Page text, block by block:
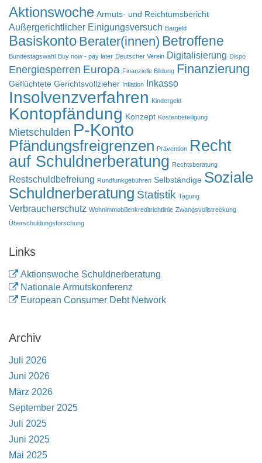
Aktionswoche Armuts- und Reichtumsbericht
Außergerichtlicher Einigungsversuch Bargeld
Basiskonto Berater(innen) Betroffene
Bundestagswahl Buy now - pay later Deutscher Verein Digitalisierung Dispo
Energiesperren Europa Finanzielle Bildung Finanzierung
Geflüchtete Gerichtsvollzieher Inflation Inkasso
Insolvenzverfahren Kindergeld
Kontopfändung Konzept Kostenbeteiligung
Mietschulden P-Konto
Pfändungsfreigrenzen Prävention Recht
auf Schuldnerberatung Rechtsberatung
Restschuldbefreiung Rundfunkgebühren Selbständige Soziale
Schuldnerberatung Statistik Tagung
Verbraucherschutz Wohnimmobilienkreditrichtlinie Zwangsvollstreckung
Überschuldungsforschung
Links
Aktionswoche Schuldnerberatung
Nationale Armutskonferenz
European Consumer Debt Network
Archiv
Juli 2026
Juni 2026
März 2026
September 2025
Juli 2025
Juni 2025
Mai 2025